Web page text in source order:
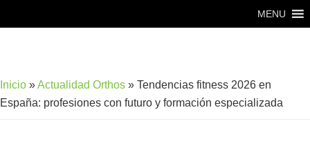
al
al
página
MENU
Inicio »Actualidad Orthos » Tendencias fitness 2026 en
España: profesiones con futuro y formación especializada